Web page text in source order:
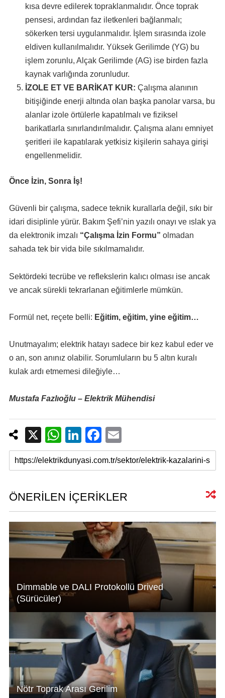
kısa devre edilerek topraklanmalıdır. Önce toprak
pensesi, ardından faz iletkenleri bağlanmalı;
sökerken tersi uygulanmalıdır. İşlem sırasında izole
eldiven kullanılmalıdır. Yüksek Gerilimde (YG) bu
işlem zorunlu, Alçak Gerilimde (AG) ise birden fazla
kaynak varlığında zorunludur.
İZOLE ET VE BARİKAT KUR: Çalışma alanının
bitişiğinde enerji altında olan başka panolar varsa, bu
alanlar izole örtülerle kapatılmalı ve fiziksel
barikatlarla sınırlandırılmalıdır. Çalışma alanı emniyet
şeritleri ile kapatılarak yetkisiz kişilerin sahaya girişi
engellenmelidir.
Önce İzin, Sonra İş!
Güvenli bir çalışma, sadece teknik kurallarla değil, sıkı bir
idari disiplinle yürür. Bakım Şefi’nin yazılı onayı ve ıslak ya
da elektronik imzalı “Çalışma İzin Formu” olmadan
sahada tek bir vida bile sıkılmamalıdır.
Sektördeki tecrübe ve reflekslerin kalıcı olması ise ancak
ve ancak sürekli tekrarlanan eğitimlerle mümkün.
Formül net, reçete belli: Eğitim, eğitim, yine eğitim…
Unutmayalım; elektrik hatayı sadece bir kez kabul eder ve
o an, son anınız olabilir. Sorumluların bu 5 altın kuralı
kulak ardı etmemesi dileğiyle…
Mustafa Fazlıoğlu – Elektrik Mühendisi
X
W
h
at
A
p
p
Li
n
k
dI
n
F
a
c
b
o
o
k
m
ail
ÖNERİLEN İÇERİKLER
Dimmable ve DALI Protokollü Drived
(Sürücüler)
Nötr Toprak Arası Gerilim